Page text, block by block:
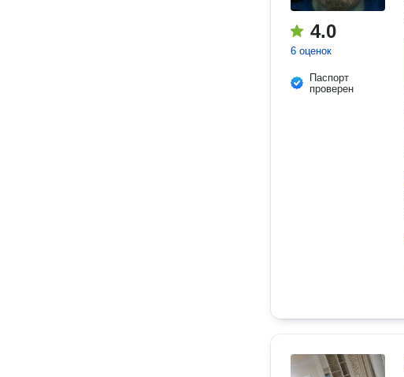
4.0
6 оценок
Паспорт
проверен